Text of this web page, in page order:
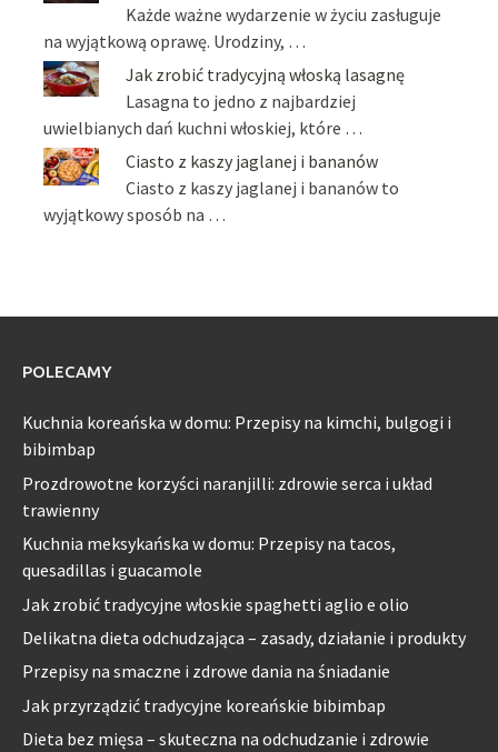
Każde ważne wydarzenie w życiu zasługuje
na wyjątkową oprawę. Urodziny, …
Jak zrobić tradycyjną włoską lasagnę
Lasagna to jedno z najbardziej
uwielbianych dań kuchni włoskiej, które …
Ciasto z kaszy jaglanej i bananów
Ciasto z kaszy jaglanej i bananów to
wyjątkowy sposób na …
POLECAMY
Kuchnia koreańska w domu: Przepisy na kimchi, bulgogi i
bibimbap
Prozdrowotne korzyści naranjilli: zdrowie serca i układ
trawienny
Kuchnia meksykańska w domu: Przepisy na tacos,
quesadillas i guacamole
Jak zrobić tradycyjne włoskie spaghetti aglio e olio
Delikatna dieta odchudzająca – zasady, działanie i produkty
Przepisy na smaczne i zdrowe dania na śniadanie
Jak przyrządzić tradycyjne koreańskie bibimbap
Dieta bez mięsa – skuteczna na odchudzanie i zdrowie